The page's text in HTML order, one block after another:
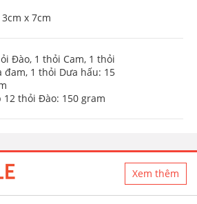
x 7cm
Đào, 1 thỏi Cam, 1 thỏi
đam, 1 thỏi Dưa hấu: 15
12 thỏi Đào: 150 gram
Xem thêm